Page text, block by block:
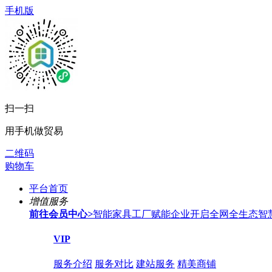
手机版
扫一扫
用手机做贸易
二维码
购物车
平台首页
增值服务
前往会员中心>智能家具工厂赋能企业开启全网全生态智
VIP
服务介绍 服务对比 建站服务 精美商铺